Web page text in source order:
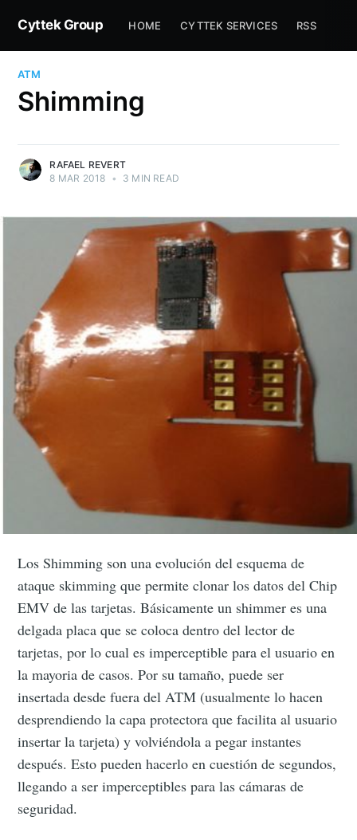
Cyttek Group HOME CYTTEK SERVICES RSS
ATM
Shimming
RAFAEL REVERT
8 MAR 2018 • 3 MIN READ
Los Shimming son una evolución del esquema de
ataque skimming que permite clonar los datos del Chip
EMV de las tarjetas. Básicamente un shimmer es una
delgada placa que se coloca dentro del lector de
tarjetas, por lo cual es imperceptible para el usuario en
la mayoria de casos. Por su tamaño, puede ser
insertada desde fuera del ATM (usualmente lo hacen
desprendiendo la capa protectora que facilita al usuario
insertar la tarjeta) y volviéndola a pegar instantes
después. Esto pueden hacerlo en cuestión de segundos,
llegando a ser imperceptibles para las cámaras de
seguridad.